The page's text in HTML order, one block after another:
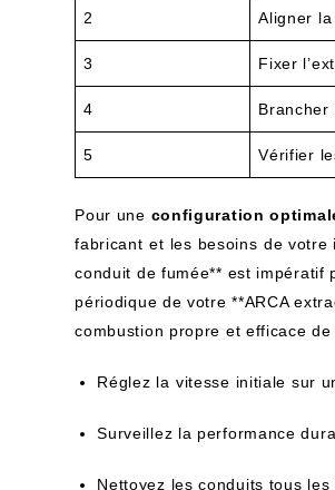
2 Aligner la
3 Fixer
4 Brancher
5 Vérifier
Pour une configuration
fabricant⁣ et ⁢les‌ besoins ⁤de votre
conduit de‍ fumée** est impératif
périodique de votre ‌**ARCA
combustion‌ propre et efficace
Réglez la⁣ vitesse initiale sur
Surveillez la‌ performance
Nettoyez les conduits tous les